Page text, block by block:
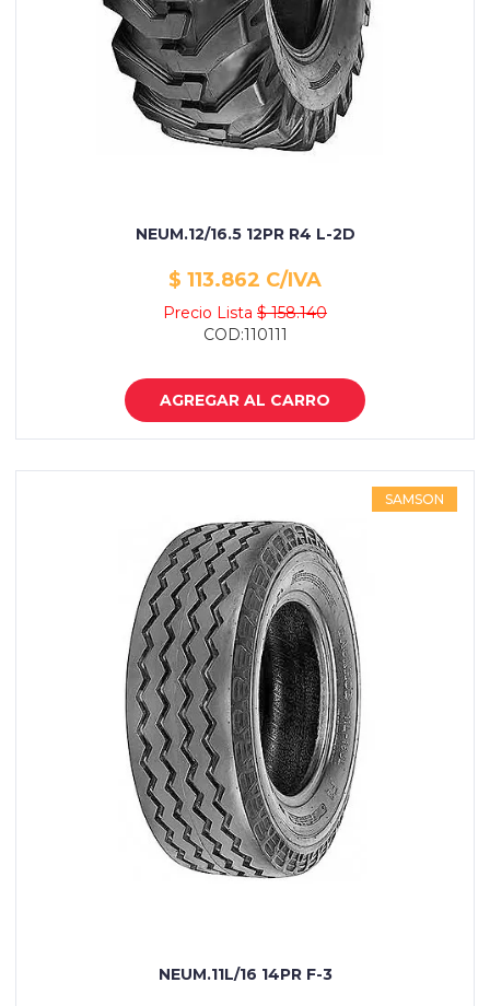
NEUM.12/16.5 12PR R4 L-2D
$ 113.862 C/IVA
Precio Lista $ 158.140
COD:110111
AGREGAR AL CARRO
SAMSON
NEUM.11L/16 14PR F-3